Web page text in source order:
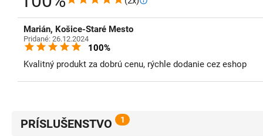
Marián, Košice-Staré Mesto
Pridané: 26.12.2024
100%
Kvalitný produkt za dobrú cenu, rýchle dodanie cez eshop
PRÍSLUŠENSTVO 1